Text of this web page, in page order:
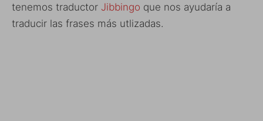
tenemos traductor Jibbingo que nos ayudaría a
traducir las frases más utlizadas.